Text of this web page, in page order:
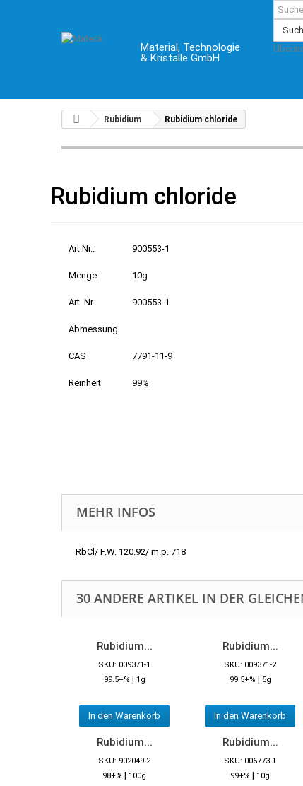
Material, Technologie
& Kristalle GmbH
Rubidium Rubidium chloride
Rubidium chloride
Art.Nr.: 900553-1
Menge 10g
Art. Nr. 900553-1
Abmessung
CAS 7791-11-9
Reinheit 99%
MEHR INFOS
RbCl/ F.W. 120.92/ m.p. 718
30 ANDERE ARTIKEL IN DER
Rubidium...
SKU: 009371-1
99.5+% | 1g
In den Warenkorb
Rubidium...
SKU: 009371-2
99.5+% | 5g
In den Warenkorb
Rubidium...
SKU: 902049-2
98+% | 100g
Rubidium...
SKU: 006773-1
99+% | 10g